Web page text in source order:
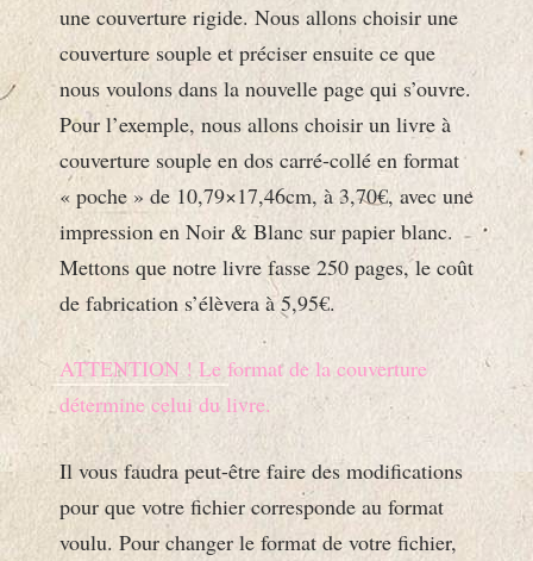
une couverture rigide. Nous allons choisir une
couverture souple et préciser ensuite ce que
nous voulons dans la nouvelle page qui s’ouvre.
Pour l’exemple, nous allons choisir un livre à
couverture souple en dos carré-collé en format
« poche » de 10,79×17,46cm, à 3,70€, avec une
impression en Noir & Blanc sur papier blanc.
Mettons que notre livre fasse 250 pages, le coût
de fabrication s’élèvera à 5,95€.
ATTENTION ! Le format de la couverture
détermine celui du livre.
Il vous faudra peut-être faire des modifications
pour que votre fichier corresponde au format
voulu. Pour changer le format de votre fichier,